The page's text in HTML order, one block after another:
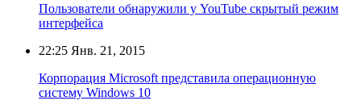
Пользователи обнаружили у YouTube скрытый режим
интерфейса
22:25 Янв. 21, 2015
Корпорация Microsoft представила операционную
систему Windows 10